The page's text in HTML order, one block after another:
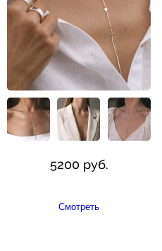
5200 руб.
Смотреть